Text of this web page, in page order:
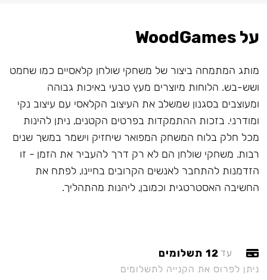
על WoodGames
מותג המתמחה ביצור של משחקי שולחן קלאסיים כמו שחמט
ושש-בש. הלוחות מיוצרים מעץ טבעי באיכות גבוהה
ומעוצבים בסגנון שמשלב את העיצוב הקלאסי עם עיצוב נקי
ומודרני. בזכות ההתמקדות בפרטים הקטנים, ניתן להינות
מכל חלק בלוח המשחק המפואר שיחזיק וישמר במשך שנים
רבות. משחקי שולחן הם לא רק דרך להעביר את הזמן - זו
הזדמנות להתחבר לאנשים הקרובים בחיינו, לפתח את
החשיבה האסטרטגית וכמובן, ליהנות מהתהליך.
עד 12 תשלומים
ניתן לפרוס את הקנייה לתשלומים